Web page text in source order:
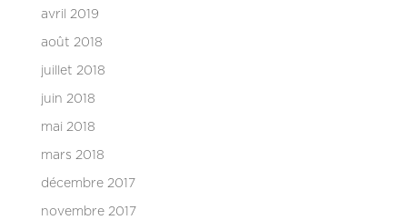
avril 2019
août 2018
juillet 2018
juin 2018
mai 2018
mars 2018
décembre 2017
novembre 2017